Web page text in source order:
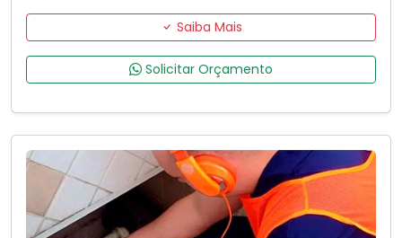
Saiba Mais
Solicitar Orçamento